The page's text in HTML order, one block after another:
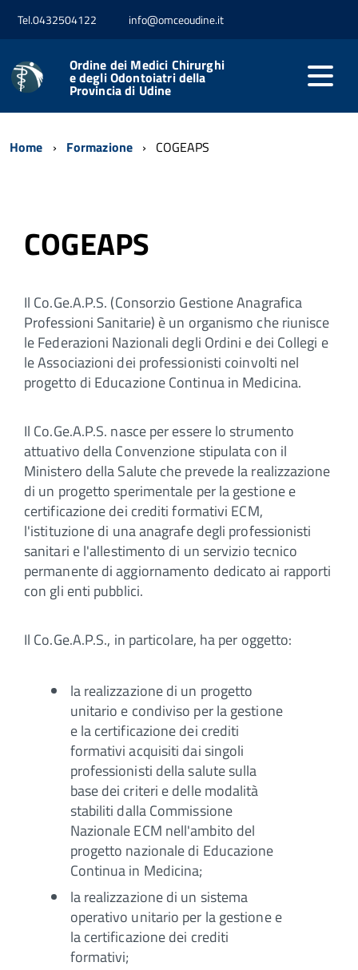
Tel.0432504122 info@omceoudine.it
Ordine dei Medici Chirurghi
e degli Odontoiatri della
Provincia di Udine
Home Formazione COGEAPS
COGEAPS
Il Co.Ge.A.P.S. (Consorzio Gestione Anagrafica
Professioni Sanitarie) è un organismo che riunisce
le Federazioni Nazionali degli Ordini e dei Collegi e
le Associazioni dei professionisti coinvolti nel
progetto di Educazione Continua in Medicina.
Il Co.Ge.A.P.S. nasce per essere lo strumento
attuativo della Convenzione stipulata con il
Ministero della Salute che prevede la realizzazione
di un progetto sperimentale per la gestione e
certificazione dei crediti formativi ECM,
l'istituzione di una anagrafe degli professionisti
sanitari e l'allestimento di un servizio tecnico
permanente di aggiornamento dedicato ai rapporti
con gli enti pubblici.
Il Co.Ge.A.P.S., in particolare, ha per oggetto:
la realizzazione di un progetto
unitario e condiviso per la gestione
e la certificazione dei crediti
formativi acquisiti dai singoli
professionisti della salute sulla
base dei criteri e delle modalità
stabiliti dalla Commissione
Nazionale ECM nell'ambito del
progetto nazionale di Educazione
Continua in Medicina;
la realizzazione di un sistema
operativo unitario per la gestione e
la certificazione dei crediti
formativi;